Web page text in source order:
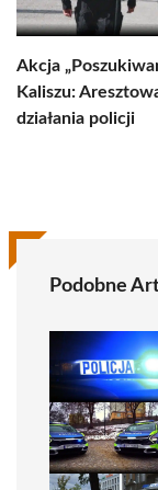
Akcja
Kaliszu:
działania policji
Podobne